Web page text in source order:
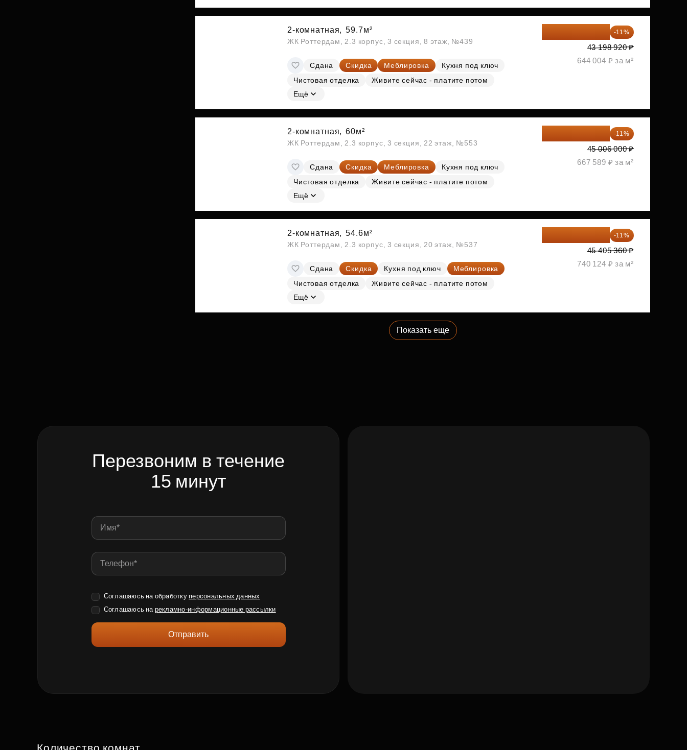
2-комнатная, 59.7м²
ЖК Роттердам, 2.3 корпус, 3 секция, 8 этаж, №439
Сдана Скидка Меблировка
Кухня под ключ
Чистовая отделка
Живите сейчас - платите потом
Ещё
-11%
43 198 920 ₽
644 004 ₽ за м²
2-комнатная, 60м²
ЖК Роттердам, 2.3 корпус, 3 секция, 22 этаж, №553
Сдана Скидка Меблировка
Кухня под ключ
Чистовая отделка
Живите сейчас - платите потом
Ещё
-11%
45 006 000 ₽
667 589 ₽ за м²
2-комнатная, 54.6м²
ЖК Роттердам, 2.3 корпус, 3 секция, 20 этаж, №537
Сдана Скидка Кухня под ключ
Меблировка
Чистовая отделка
Живите сейчас - платите потом
Ещё
-11%
45 405 360 ₽
740 124 ₽ за м²
Показать еще
Перезвоним в течение
15 минут
Соглашаюсь на обработку персональных данных
Соглашаюсь на рекламно-информационные рассылки
Отправить